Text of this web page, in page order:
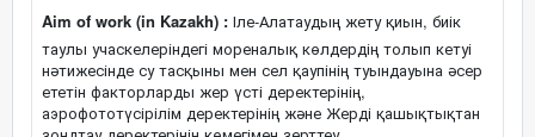
Aim of work (in Kazakh) : Іле-Алатаудың жету қиын, биік
таулы учаскелеріндегі мореналық көлдердің толып кетуі
нәтижесінде су тасқыны мен сел қаупінің туындауына әсер
ететін факторларды жер үсті деректерінің,
аэрофототүсірілім деректерінің және Жерді қашықтықтан